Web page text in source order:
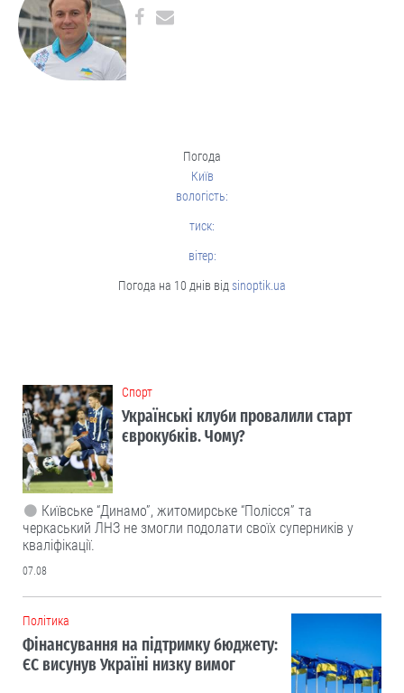
Погода
Київ
вологість:
тиск:
вітер:
Погода на 10 днів відsinoptik.ua
Cпорт
Українські клуби провалили старт
єврокубків. Чому?
Київське “Динамо”, житомирське “Полісся” та
черкаський ЛНЗ не змогли подолати своїх суперників у
кваліфікації.
07.08
Політика
Фінансування на підтримку бюджету:
ЄС висунув Україні низку вимог